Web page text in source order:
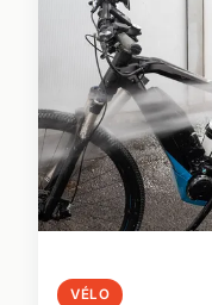
VÉLO